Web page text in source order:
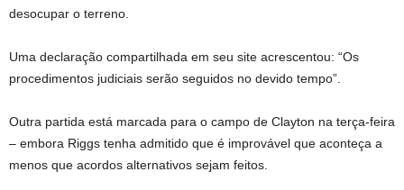
desocupar o terreno.
Uma declaração compartilhada em seu site acrescentou: “Os
procedimentos judiciais serão seguidos no devido tempo”.
Outra partida está marcada para o campo de Clayton na terça-feira
– embora Riggs tenha admitido que é improvável que aconteça a
menos que acordos alternativos sejam feitos.